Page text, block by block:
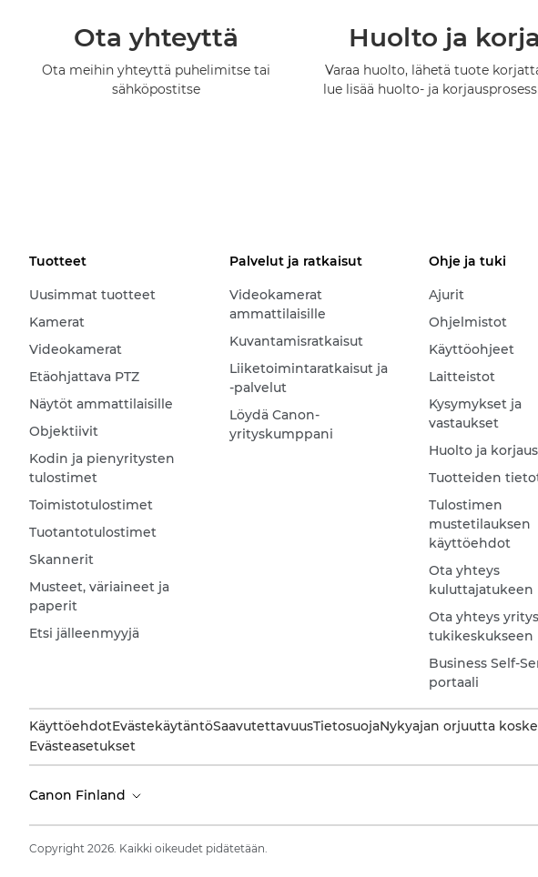
Ota yhteyttä
Ota meihin yhteyttä puhelimitse tai
sähköpostitse
Huolto ja
Varaa huolto, lähetä tuote
lue lisää huolto- ja
Tuotteet
Uusimmat tuotteet
Kamerat
Videokamerat
Etäohjattava PTZ
Näytöt ammattilaisille
Objektiivit
Kodin ja pienyritysten
tulostimet
Toimistotulostimet
Tuotantotulostimet
Skannerit
Musteet, väriaineet ja
paperit
Etsi jälleenmyyjä
Palvelut ja ratkaisut
Videokamerat
ammattilaisille
Kuvantamisratkaisut
Liiketoimintaratkaisut ja
-palvelut
Löydä Canon-
yrityskumppani
Ohje ja tuki
Ajurit
Ohjelmistot
Käyttöohjeet
Laitteistot
Kysymykset ja
vastaukset
Huolto ja korjaus
Tuotteiden
Tulostimen
mustetilauksen
käyttöehdot
Ota yhteys
kuluttajatukeen
Ota yhteys
tukikeskukseen
Business Self-
portaali
KäyttöehdotEvästekäytäntöSaavutettavuusTietosuojaNykyajan orjuutta
Evästeasetukset
Canon Finland
Copyright 2026. Kaikki oikeudet pidätetään.